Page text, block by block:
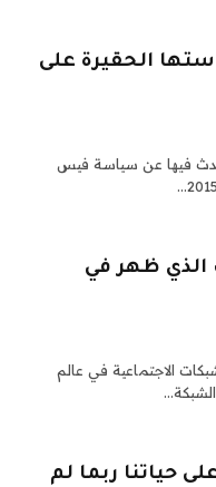
الحقيرة على
فيها عن سياسة فيس
الذي ظهر في
الاجتماعية في عالم
حياتنا ربما لم